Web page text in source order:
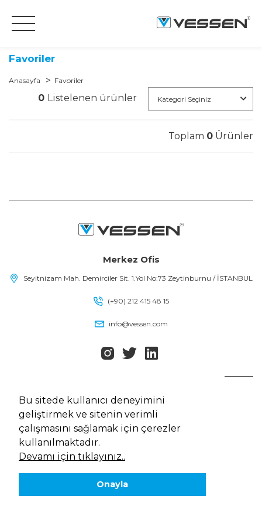
Bu sitede kullanıcı deneyimini
geliştirmek ve sitenin verimli
çalışmasını sağlamak için çerezler
kullanılmaktadır.
Devamı için tıklayınız..
Onayla
Favoriler
Anasayfa Favoriler
0 Listelenen ürünler Kategori Seçiniz
Toplam 0 Ürünler
Merkez Ofis
Seyitnizam Mah. Demirciler Sit. 1.Yol No:73 Zeytinburnu / İSTANBUL
(+90) 212 415 48 15
info@vessen.com
Çerez Politikası
Kişisel Verilerin Korunması Kanunu
Gizlilik Politikası
Web Tasarım